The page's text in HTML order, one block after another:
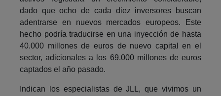
dado que ocho de cada diez inversores buscan
adentrarse en nuevos mercados europeos. Este
hecho podría traducirse en una inyección de hasta
40.000 millones de euros de nuevo capital en el
sector, adicionales a los 69.000 millones de euros
captados el año pasado.
Indican los especialistas de JLL, que vivimos un